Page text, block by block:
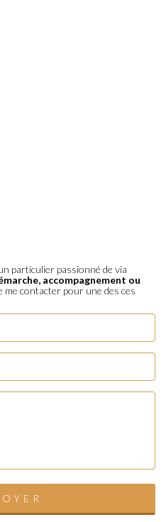
particulier passionné de via
accompagnement ou
me contacter pour une des ces